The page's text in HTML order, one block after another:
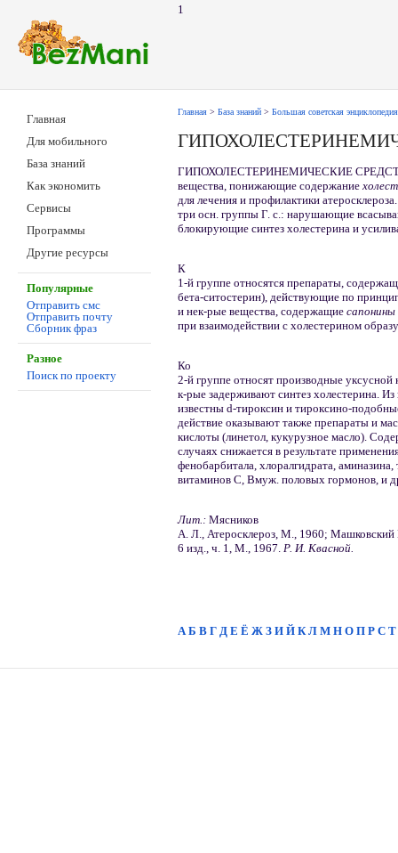
1
Главная
Для мобильного
База знаний
Как экономить
Сервисы
Программы
Другие ресурсы
Популярные
Отправить смс
Отправить почту
Сборник фраз
Разное
Поиск по проекту
Главная > База знаний > Большая советская энциклопедия
ГИПОХОЛЕСТЕРИНЕМИЧЕСКИЕ
вещества, понижающие содержание
для лечения и профилактики
три осн. группы Г. с.: нарушающие
блокирующие синтез холестерина и
К
1-й группе относятся препараты,
бета-ситостерин), действующие по
и нек-рые вещества, содержащие сапонины
при взаимодействии с холестерином
Ко
2-й группе относят производные
к-рые задерживают синтез холестерина.
известны d-тироксин и тироксино-
действие оказывают также препараты и
кислоты (линетол, кукурузное масло).
случаях снижается в результате
фенобарбитала, хлоралгидрата,
витаминов С, Bмуж. половых гормонов, и
Лит.: Мясников
А. Л., Атеросклероз, М., 1960; Машковский
6 изд., ч. 1, М., 1967. Р. И. Квасной.
А Б В Г Д Е Ё Ж З И Й К Л М Н О П Р С Т